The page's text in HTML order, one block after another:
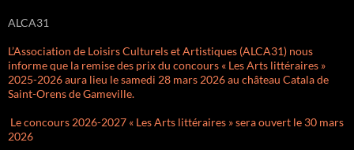
ALCA31
L’Association de Loisirs Culturels et Artistiques (ALCA31) nous
informe que la remise des prix du concours « Les Arts littéraires »
2025-2026 aura lieu le samedi 28 mars 2026 au château Catala de
Saint-Orens de Gameville.
Le concours 2026-2027 « Les Arts littéraires » sera ouvert le 30 mars
2026